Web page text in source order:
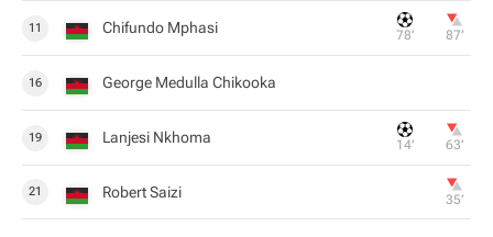
11 Chifundo Mphasi 78‎’‎ 87‎’‎
16 George Medulla Chikooka
19 Lanjesi Nkhoma 14‎’‎ 63‎’‎
21 Robert Saizi 35‎’‎